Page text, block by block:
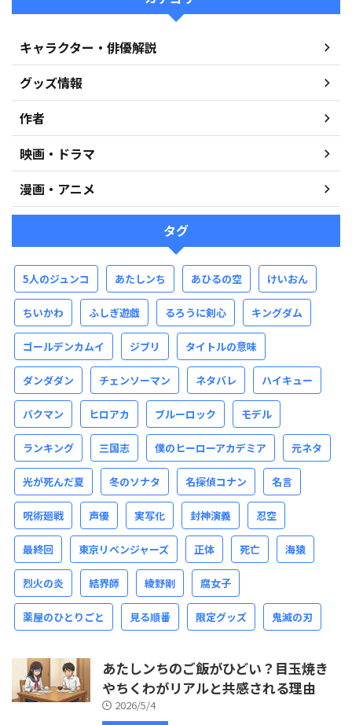
キャラクター・俳優解説
グッズ情報
作者
映画・ドラマ
漫画・アニメ
タグ
5人のジュンコ あたしンち あひるの空 けいおん
ちいかわ ふしぎ遊戯 るろうに剣心 キングダム
ゴールデンカムイ ジブリ タイトルの意味
ダンダダン チェンソーマン ネタバレ ハイキュー
バクマン ヒロアカ ブルーロック モデル
ランキング 三国志 僕のヒーローアカデミア 元ネタ
光が死んだ夏 冬のソナタ 名探偵コナン 名言
呪術廻戦 声優 実写化 封神演義 忍空
最終回 東京リベンジャーズ 正体 死亡 海猿
烈火の炎 結界師 綾野剛 腐女子
薬屋のひとりごと 見る順番 限定グッズ 鬼滅の刃
あたしンちのご飯がひどい？目玉焼き
やちくわがリアルと共感される理由
2026/5/4